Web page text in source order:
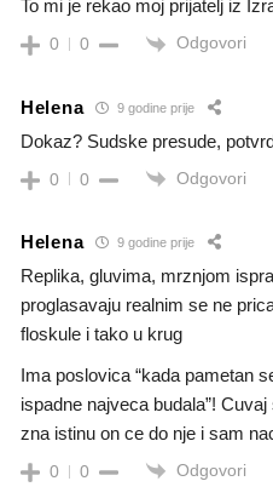
To mi je rekao moj prijatelj iz
0 0 Odgovori
Helena 9 godine prije
Dokaz? Sudske presude,
0 0 Odgovori
Helena 9 godine prije
Replika, gluvima, mrznjom
proglasavaju realnim se ne
floskule i tako u krug
Ima poslovica “kada pametan
ispadne najveca budala”!
zna istinu on ce do nje i sam
0 0 Odgovori